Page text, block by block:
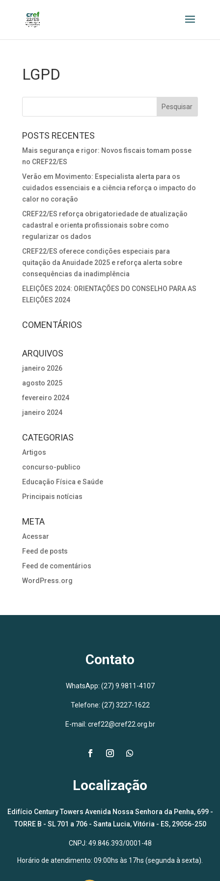
LGPD
POSTS RECENTES
Mais segurança e rigor: Novos fiscais tomam posse
no CREF22/ES
Verão em Movimento: Especialista alerta para os
cuidados essenciais e a ciência reforça o impacto do
calor no coração
CREF22/ES reforça obrigatoriedade de atualização
cadastral e orienta profissionais sobre como
regularizar os dados
CREF22/ES oferece condições especiais para
quitação da Anuidade 2025 e reforça alerta sobre
consequências da inadimplência
ELEIÇÕES 2024: ORIENTAÇÕES DO CONSELHO PARA AS
ELEIÇÕES 2024
COMENTÁRIOS
ARQUIVOS
janeiro 2026
agosto 2025
fevereiro 2024
janeiro 2024
CATEGORIAS
Artigos
concurso-publico
Educação Física e Saúde
Principais notícias
META
Acessar
Feed de posts
Feed de comentários
WordPress.org
Contato
WhatsApp: (27) 9.9811-4107
Telefone: (27) 3227-1622
E-mail: cref22@cref22.org.br
Localização
Edifício Century Towers Avenida Nossa Senhora da Penha, 699 -
TORRE B - SL 701 a 706 - Santa Lucia, Vitória - ES, 29056-250
CNPJ: 49.846.393/0001-48
Horário de atendimento: 09:00hs às 17hs (segunda à sexta).